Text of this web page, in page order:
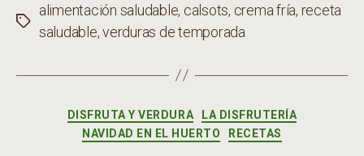
Etiquetas
alimentación saludable, calsots, crema fría, receta
saludable,verduras de temporada
Categorías
DISFRUTA Y VERDURA
LA DISFRUTERÍA
NAVIDAD EN EL HUERTO
RECETAS